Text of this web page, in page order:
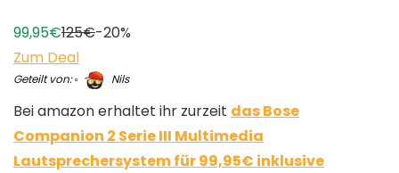
99,95€125€-20%
Zum Deal
Geteilt von: Nils
Bei amazon erhaltet ihr zurzeit das Bose
Companion 2 Serie III Multimedia
Lautsprechersystem für 99,95€ inklusive